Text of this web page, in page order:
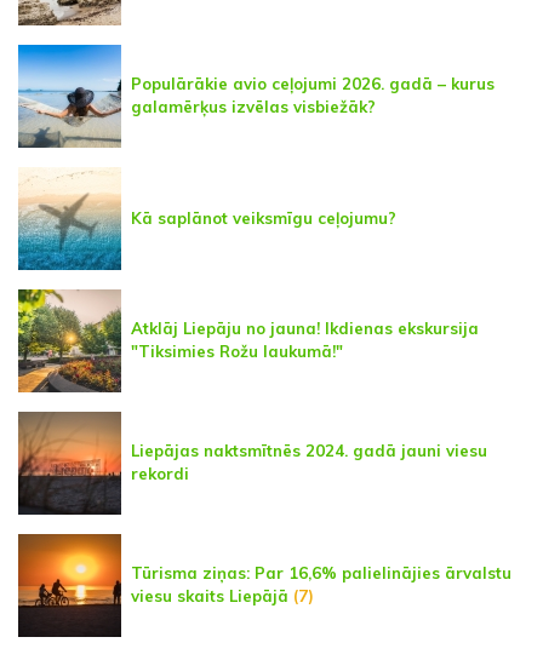
Populārākie avio ceļojumi 2026. gadā – kurus
galamērķus izvēlas visbiežāk?
Kā saplānot veiksmīgu ceļojumu?
Atklāj Liepāju no jauna! Ikdienas ekskursija
"Tiksimies Rožu laukumā!"
Liepājas naktsmītnēs 2024. gadā jauni viesu
rekordi
Tūrisma ziņas: Par 16,6% palielinājies ārvalstu
viesu skaits Liepājā (7)